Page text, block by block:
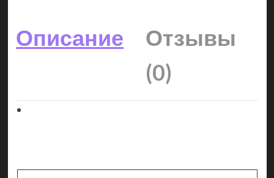
Описание
Отзывы
(0)